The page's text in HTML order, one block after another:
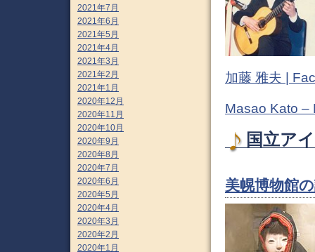
加藤 雅夫 |
Masao Kato –
国立ア
美幌博物館
2021年7月
2021年6月
2021年5月
2021年4月
2021年3月
2021年2月
2021年1月
2020年12月
2020年11月
2020年10月
2020年9月
2020年8月
2020年7月
2020年6月
2020年5月
2020年4月
2020年3月
2020年2月
2020年1月